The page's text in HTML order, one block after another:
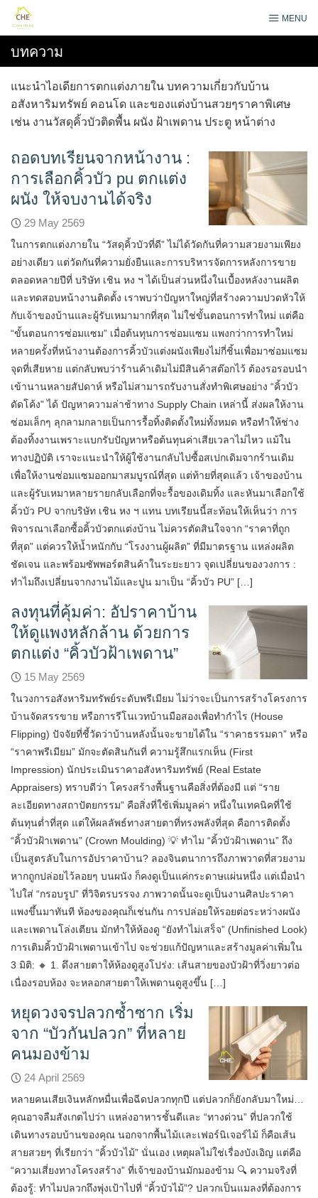
Skip
MENU
บทความ
แนะนำไอเดียการตกแต่งภายใน บทความเกี่ยวกับบ้าน
อสังหาริมทรัพย์ คอนโด และของแต่งบ้านสวยๆราคาพิเศษ
เช่น งานวัสดุคิ้วบัวติดพื้น ผนัง ฝ้าเพดาน ประตู หน้าต่าง
ถอดบทเรียนจากหน้างาน :
การเลือกคิ้วบัว pu ตกแต่ง
ผนัง ให้จบงานได้จริง
29 May 2569
ในการตกแต่งภายใน “วัสดุคิ้วบัวที่ดี” ไม่ได้วัดกันที่ความสวยงามเพียง
อย่างเดียว แต่วัดกันที่ความยั่งยืนและการบริหารจัดการหลังการขาย
ตลอดหลายปีที่ บริษัท เชิน หง ฯ ได้เป็นส่วนหนึ่งในเบื้องหลังงานผลิต
และทดสอบหน้างานติดตั้ง เราพบว่าปัญหาใหญ่ที่สร้างความปวดหัวให้
กับเจ้าของบ้านและผู้รับเหมามากที่สุด ไม่ใช่ขั้นตอนการทำใหม่ แต่คือ
“ขั้นตอนการซ่อมแซม” เมื่อต้นทุนการซ่อมแซม แพงกว่าการทำใหม่
หลายครั้งที่หน้างานต้องการคิ้วบัวแต่งผนังเพียงไม่กี่ชิ้นเพื่อมาซ่อมแซม
จุดที่เสียหาย แต่กลับพบว่าร้านค้าเดิมไม่มีสินค้าสต๊อกไว้ ต้องรอรอบนำ
เข้านานหลายสัปดาห์ หรือไม่สามารถรับงานสั่งทำพิเศษอย่าง “คิ้วบัว
ดัดโค้ง” ได้ ปัญหาความล่าช้าทาง Supply Chain เหล่านี้ ส่งผลให้งาน
ซ่อมเล็กๆ ลุกลามกลายเป็นการรื้อทิ้งติดตั้งใหม่ทั้งหมด หรือทำให้ช่าง
ต้องทิ้งงานเพราะแบกรับปัญหาหรือต้นทุนค่าเสียเวลาไม่ไหว แม้ใน
ทางปฏิบัติ เราจะแนะนำให้ผู้ใช้งานกลับไปซื้อสเปกเดิมจากร้านเดิม
เพื่อให้งานซ่อมแซมออกมาสมบูรณ์ที่สุด แต่ท้ายที่สุดแล้ว เจ้าของบ้าน
และผู้รับเหมาหลายรายกลับเลือกที่จะรื้อของเดิมทิ้ง และหันมาเลือกใช้
คิ้วบัว PU จากบริษัท เชิน หง ฯ แทน บทเรียนนี้สะท้อนให้เห็นว่า การ
พิจารณาเลือกซื้อคิ้วบัวตกแต่งบ้าน ไม่ควรตัดสินใจจาก “ราคาที่ถูก
ที่สุด” แต่ควรให้น้ำหนักกับ “โรงงานผู้ผลิต” ที่มีมาตรฐาน แหล่งผลิต
ชัดเจน และพร้อมซัพพอร์ตสินค้าในระยะยาว จุดเปลี่ยนของวงการ :
ทำไมถึงเปลี่ยนจากงานไม้และปูน มาเป็น “คิ้วบัว PU” […]
ลงทุนที่คุ้มค่า: อัปราคาบ้าน
ให้ดูแพงหลักล้าน ด้วยการ
ตกแต่ง “คิ้วบัวฝ้าเพดาน”
15 May 2569
ในวงการอสังหาริมทรัพย์ระดับพรีเมียม ไม่ว่าจะเป็นการสร้างโครงการ
บ้านจัดสรรขาย หรือการรีโนเวทบ้านมือสองเพื่อทำกำไร (House
Flipping) ปัจจัยที่ชี้วัดว่าบ้านหลังนั้นจะขายได้ใน “ราคาธรรมดา” หรือ
“ราคาพรีเมียม” มักจะตัดสินกันที่ ความรู้สึกแรกเห็น (First
Impression) นักประเมินราคาอสังหาริมทรัพย์ (Real Estate
Appraisers) ทราบดีว่า โครงสร้างพื้นฐานคือสิ่งที่ต้องมี แต่ “ราย
ละเอียดทางสถาปัตยกรรม” คือสิ่งที่ใช้เพิ่มมูลค่า หนึ่งในเทคนิคที่ใช้
ต้นทุนต่ำที่สุด แต่ให้ผลลัพธ์ทางสายตาที่ทรงพลังที่สุด คือการติดตั้ง
“คิ้วบัวฝ้าเพดาน” (Crown Moulding) 💡 ทำไม “คิ้วบัวฝ้าเพดาน” ถึง
เป็นสูตรลับในการอัปราคาบ้าน? ลองจินตนาการถึงภาพวาดที่สวยงาม
หากถูกปล่อยไว้ลอยๆ บนผนัง ก็คงดูเป็นแค่กระดาษแผ่นหนึ่ง แต่เมื่อนำ
ไปใส่ “กรอบรูป” ที่วิจิตรบรรจง ภาพวาดนั้นจะดูเป็นงานศิลปะราคา
แพงขึ้นมาทันที ห้องของคุณก็เช่นกัน การปล่อยให้รอยต่อระหว่างผนัง
และเพดานโล่งเตียน มักทำให้ห้องดู “ยังทำไม่เสร็จ” (Unfinished Look)
การเติมคิ้วบัวฝ้าเพดานเข้าไป จะช่วยแก้ปัญหาและสร้างมูลค่าเพิ่มใน
3 มิติ: 🔸 1. ดึงสายตาให้ห้องดูสูงโปร่ง: เส้นสายของบัวฝ้าที่วิ่งยาวต่อ
เนื่องรอบห้อง จะหลอกสายตาให้เพดานดูสูงขึ้น […]
หยุดวงจรปลวกซ้ำซาก เริ่ม
จาก “บัวกันปลวก” ที่หลาย
คนมองข้าม
24 April 2569
หลายคนเสียเงินหลักหมื่นเพื่อฉีดปลวกทุกปี แต่ปลวกก็ยังกลับมาใหม่…
คุณอาจลืมสังเกตไปว่า แหล่งอาหารชั้นดีและ “ทางด่วน” ที่ปลวกใช้
เดินทางรอบบ้านของคุณ นอกจากพื้นไม้เเละเฟอร์นิเจอร์ไม้ ก็คือเส้น
สายสวยๆ ที่เรียกว่า “คิ้วบัวไม้” นั่นเอง เหตุผลไม่ใช่เรื่องบังเอิญ แต่คือ
“ความเสี่ยงทางโครงสร้าง” ที่เจ้าของบ้านมักมองข้าม 🔍 ความจริงที่
ต้องรู้: ทำไมปลวกถึงพุ่งเป้าไปที่ “คิ้วบัวไม้”? ปลวกเป็นแมลงที่ต้องการ